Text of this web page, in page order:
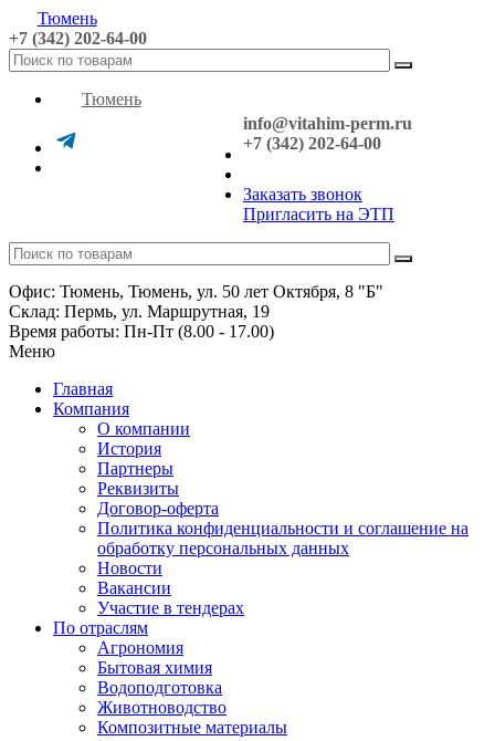
Тюмень
+7 (342) 202-64-00
Тюмень
info@vitahim-perm.ru
+7 (342) 202-64-00
Заказать звонок
Пригласить на ЭТП
Офис: Тюмень, Тюмень, ул. 50 лет Октября, 8 "Б"
Склад: Пермь, ул. Маршрутная, 19
Время работы: Пн-Пт (8.00 - 17.00)
Меню
Главная
Компания
О компании
История
Партнеры
Реквизиты
Договор-оферта
Политика конфиденциальности и соглашение на
обработку персональных данных
Новости
Вакансии
Участие в тендерах
По отраслям
Агрономия
Бытовая химия
Водоподготовка
Животноводство
Композитные материалы